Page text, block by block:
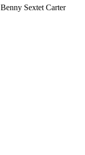
Sextet Carter